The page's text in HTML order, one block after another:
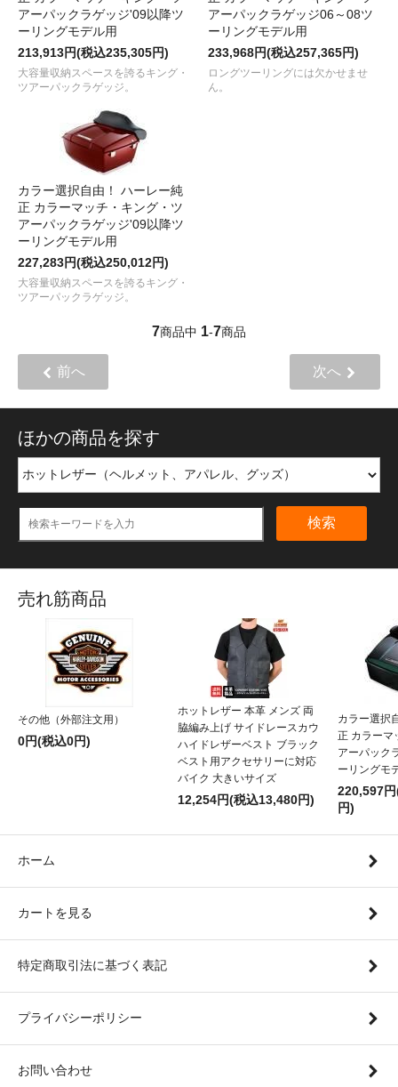
アーパックラゲッジ'09以降ツ
ーリングモデル用
213,913円(税込235,305円)
大容量収納スペースを誇るキング・
ツアーパックラゲッジ。
アーパックラゲッジ06～08ツ
ーリングモデル用
233,968円(税込257,365円)
ロングツーリングには欠かせませ
ん。
カラー選択自由！ ハーレー純
正 カラーマッチ・キング・ツ
アーパックラゲッジ'09以降ツ
ーリングモデル用
227,283円(税込250,012円)
大容量収納スペースを誇るキング・
ツアーパックラゲッジ。
7商品中 1-7商品
前へ 次へ
ほかの商品を探す
検索
売れ筋商品
その他（外部注文用）
0円(税込0円)
ホットレザー 本革 メンズ 両
脇編み上げ サイドレースカウ
ハイドレザーベスト ブラック
ベスト用アクセサリーに対応
バイク 大きいサイズ
12,254円(税込13,480円)
カラー選択
正 カラーマ
アーパック
ーリングモ
220,597
円)
ホーム
カートを見る
特定商取引法に基づく表記
プライバシーポリシー
お問い合わせ